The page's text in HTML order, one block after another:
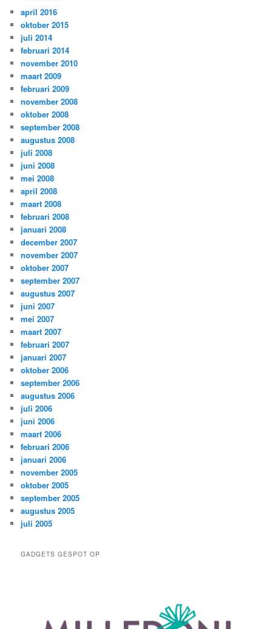
april 2016
oktober 2015
juli 2014
februari 2014
november 2010
maart 2009
februari 2009
november 2008
oktober 2008
september 2008
augustus 2008
juli 2008
juni 2008
mei 2008
april 2008
maart 2008
februari 2008
januari 2008
december 2007
november 2007
oktober 2007
september 2007
augustus 2007
juni 2007
mei 2007
maart 2007
februari 2007
januari 2007
oktober 2006
september 2006
augustus 2006
juli 2006
juni 2006
maart 2006
februari 2006
januari 2006
november 2005
oktober 2005
september 2005
augustus 2005
juli 2005
GADGETS GESPOT OP